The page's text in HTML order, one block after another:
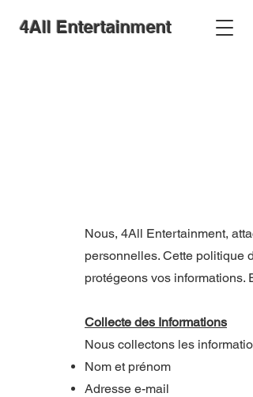
4All Entertainment
Nous, 4All Entertainment,
personnelles. Cette politique
protégeons vos informations.
Collecte des Informations
Nous collectons les
Nom et prénom
Adresse e-mail